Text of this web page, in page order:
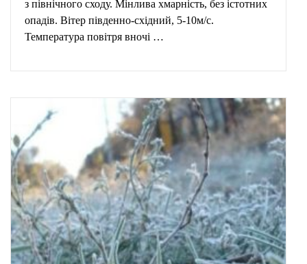
з північного сходу. Мінлива хмарність, без істотних
опадів. Вітер південно-східний, 5-10м/с.
Температура повітря вночі …